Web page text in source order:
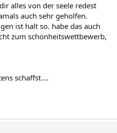
alles von der seele redest
auch sehr geholfen.
ist halt so. habe das auch
zum schönheitswettbewerb,
schaffst....